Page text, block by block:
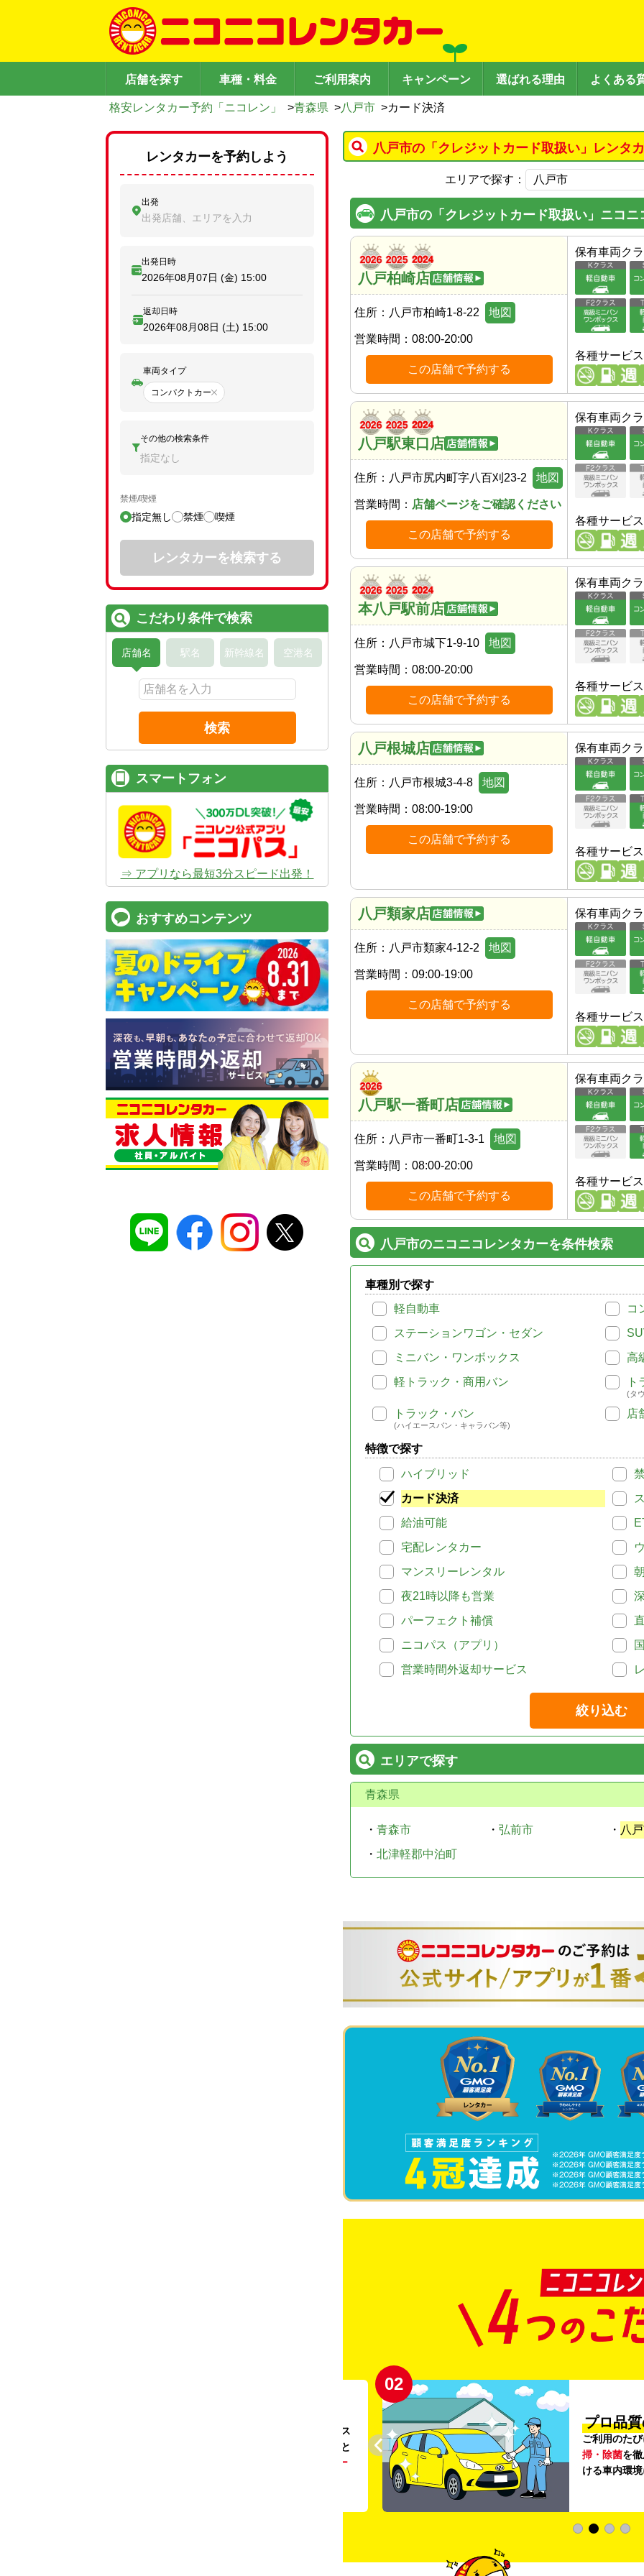
店舗を探す 車種・料金 ご利用案内 キャンペーン 選ばれる理由 よくある
格安レンタカー予約「ニコレン」 >青森県 >八戸市 >カード決済
八戸市の「クレジットカード取扱い」レンタ
エリアで探す：
八戸市の「クレジットカード取扱い」ニコ
八戸柏崎店
住所： 八戸市柏崎1-8-22 地図
営業時間： 08:00-20:00
この店舗で予約する
保有車両ク
各種サービス
八戸駅東口店
住所： 八戸市尻内町字八百刈23-2 地図
営業時間： 店舗ページをご確認ください
この店舗で予約する
保有車両ク
各種サービス
本八戸駅前店
住所： 八戸市城下1-9-10 地図
営業時間： 08:00-20:00
この店舗で予約する
保有車両ク
各種サービス
八戸根城店
住所： 八戸市根城3-4-8 地図
営業時間： 08:00-19:00
この店舗で予約する
保有車両ク
各種サービス
八戸類家店
住所： 八戸市類家4-12-2 地図
営業時間： 09:00-19:00
この店舗で予約する
保有車両ク
各種サービス
八戸駅一番町店
住所： 八戸市一番町1-3-1 地図
営業時間： 08:00-20:00
この店舗で予約する
保有車両ク
各種サービス
八戸市のニコニコレンタカーを条件検索
車種別で探す
軽自動車
コ
ステーションワゴン・セダン
ミニバン・ワンボックス
高
軽トラック・商用バン
ト
(タ
トラック・バン
(ハイエースバン・キャラバン等)
店
特徴で探す
ハイブリッド
カード決済
給油可能
宅配レンタカー
マンスリーレンタル
夜21時以降も営業
パーフェクト補償
ニコパス（アプリ）
営業時間外返却サービス
絞り込む
エリアで探す
青森県
・ 青森市 ・ 弘前市 ・ 八
・ 北津軽郡中泊町
。ガソリンス
タンドや整備工場の既存インフラを活用すること
リー
02
プロ品
ご利用のた
掃・除菌を
ける車内環
レンタカーを予約しよう
出発
出発店舗、エリアを入力
出発日時
2026年08月07日 (金) 15:00
返却日時
2026年08月08日 (土) 15:00
車両タイプ
コンパクトカー
その他の検索条件
指定なし
禁煙/喫煙
指定無し 禁煙 喫煙
レンタカーを検索する
こだわり条件で検索
店舗名 駅名 新幹線名 空港名
検索
スマートフォン
⇒ アプリなら最短3分スピード出発！
おすすめコンテンツ